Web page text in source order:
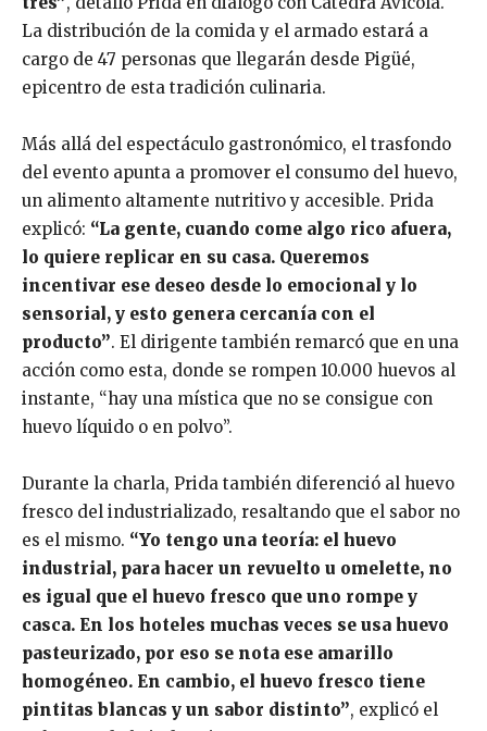
La distribución de la comida y el armado estará a
cargo de 47 personas que llegarán desde Pigüé,
epicentro de esta tradición culinaria.
Más allá del espectáculo gastronómico, el trasfondo
del evento apunta a promover el consumo del huevo,
un alimento altamente nutritivo y accesible. Prida
explicó: “La gente, cuando come algo rico afuera,
lo quiere replicar en su casa. Queremos
incentivar ese deseo desde lo emocional y lo
sensorial, y esto genera cercanía con el
producto”. El dirigente también remarcó que en una
acción como esta, donde se rompen 10.000 huevos al
instante, “hay una mística que no se consigue con
huevo líquido o en polvo”.
Durante la charla, Prida también diferenció al huevo
fresco del industrializado, resaltando que el sabor no
es el mismo. “Yo tengo una teoría: el huevo
industrial, para hacer un revuelto u omelette, no
es igual que el huevo fresco que uno rompe y
casca. En los hoteles muchas veces se usa huevo
pasteurizado, por eso se nota ese amarillo
homogéneo. En cambio, el huevo fresco tiene
pintitas blancas y un sabor distinto”, explicó el